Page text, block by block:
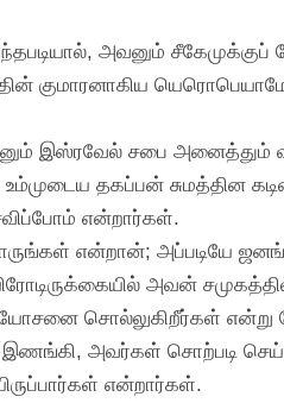
அவனும்
குமாரனாகிய
இஸ்ரவேல் சபை அனைத்தும்
தகப்பன் சுமத்தின
என்றார்கள்.
என்றான்; அப்படியே
அவன்
சொல்லுகிறீர்கள் என்று
அவர்கள் சொற்படி
என்றார்கள்.